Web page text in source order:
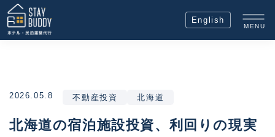
English
MENU
2026.05.8 不動産投資 北海道
北海道の宿泊施設投資、利回りの現実